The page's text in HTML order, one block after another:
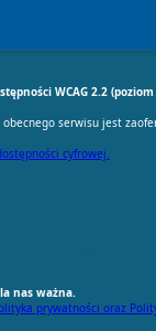
WCAG 2.2
serwisu jest
cyfrowej.
nas ważna.
prywatności oraz